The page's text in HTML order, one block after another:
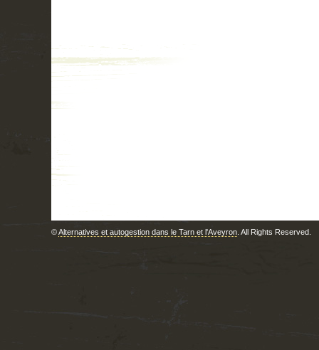
©Alternatives et autogestion dans le Tarn et l'Aveyron . All Rights Reserved.